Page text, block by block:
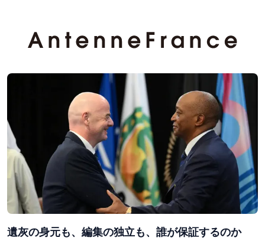
遺灰の身元も、編集の独立も、誰が保証するのか